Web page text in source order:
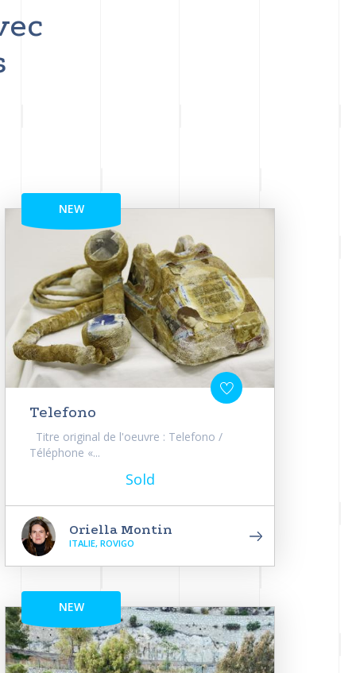
NEW
Telefono
Titre original de l'oeuvre : Telefono /
Téléphone «...
Sold
Oriella Montin
ITALIE, ROVIGO
NEW